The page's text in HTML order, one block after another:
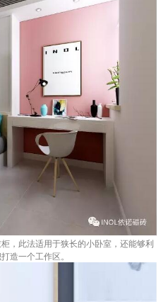
，此法适用于狭长的小卧室，还能够利
造一个工作区。